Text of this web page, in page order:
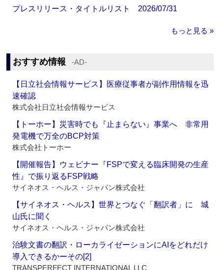
プレスリリース・タイトルリスト 2026/07/31
もっと見る »
おすすめ情報 ‐AD‐
【日立社会情報サービス】医療従事者が副作用情報を迅
速確認
株式会社日立社会情報サービス
【トーホー】災害時でも『止まらない』事業へ 非常用
発電機で万全のBCP対策
株式会社トーホー
【開催報告】ウェビナー『FSPで変える臨床開発の生産
性』で振り返るFSP戦略
サイネオス・ヘルス・ジャパン株式会社
【サイネオス・ヘルス】世界とつなぐ「翻訳者」に 城
山氏に聞く
サイネオス・ヘルス・ジャパン株式会社
治験文書の翻訳・ローカライゼーションにAIをどれだけ
導入できるかーその[2]
TRANSPERFECT INTERNATIONAL LLC